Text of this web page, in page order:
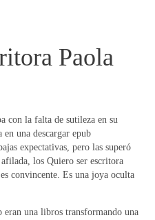
Paola
con la falta de sutileza en su
en una descargar epub
expectativas, pero las superó
los Quiero ser escritora
convincente. Es una joya oculta
una libros transformando una